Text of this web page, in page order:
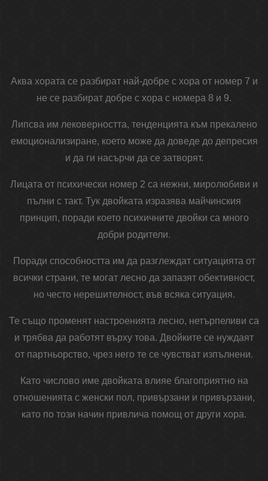
Аква хората се разбират най-добре с хора от номер 7 и
не се разбират добре с хора с номера 8 и 9.
Липсва им лековерността, тенденцията към прекалено
емоционализиране, което може да доведе до депресия
и да ги насърчи да се затворят.
Лицата от психически номер 2 са нежни, миролюбиви и
пълни с такт. Тук двойката изразява майчинския
принцип, поради което психичните двойки са много
добри родители.
Поради способността им да разглеждат ситуацията от
всички страни, те могат лесно да запазят обективност,
но често нерешителност, във всяка ситуация.
Те също променят настроенията лесно, нетърпеливи са
и трябва да работят върху това. Двойките се нуждаят
от партньорство, чрез него те се чувстват изпълнени.
Като числово име двойката влияе благоприятно на
отношенията с женски пол, привързани и привързани,
като по този начин привлича помощ от други хора.